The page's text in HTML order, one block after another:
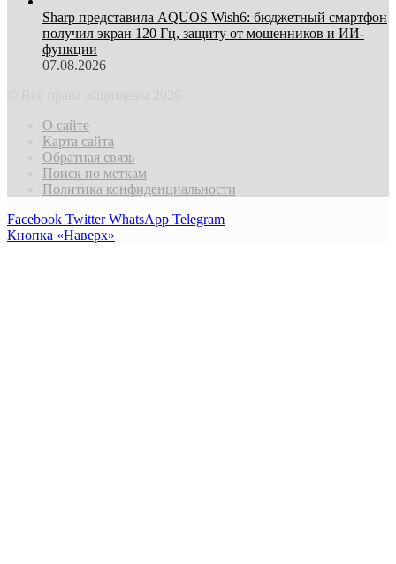
Sharp представила AQUOS Wish6: бюджетный смартфон
получил экран 120 Гц, защиту от мошенников и ИИ-
функции
07.08.2026
О сайте
Карта сайта
Обратная связь
Поиск по меткам
Политика конфиденциальности
Facebook Twitter WhatsApp Telegram
Кнопка «Наверх»